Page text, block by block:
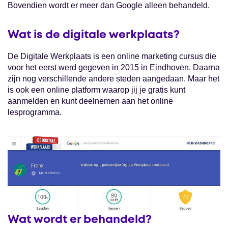
Bovendien wordt er meer dan Google alleen behandeld.
Wat is de digitale werkplaats?
De Digitale Werkplaats is een online marketing cursus die
voor het eerst werd gegeven in 2015 in Eindhoven. Daarna
zijn nog verschillende andere steden aangedaan. Maar het
is ook een online platform waarop jij je gratis kunt
aanmelden en kunt deelnemen aan het online
lesprogramma.
Wat wordt er behandeld?